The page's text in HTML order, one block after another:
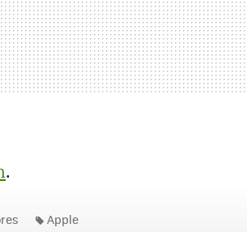
.
Apple